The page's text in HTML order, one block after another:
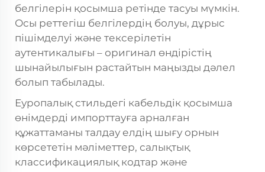
белгілерін қосымша ретінде тасуы мүмкін.
Осы реттегіш белгілердің болуы, дұрыс
пішімделуі және тексерілетін
аутентикалығы – оригинал өндірістің
шынайылығын растайтын маңызды дәлел
болып табылады.
Еуропалық стильдегі кабельдік қосымша
өнімдерді импорттауға арналған
құжаттаманы талдау елдің шығу орнын
көрсететін мәліметтер, салықтық
классификациялық кодтар және